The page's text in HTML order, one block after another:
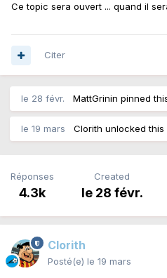
Ce topic sera ouvert ... quand il
Citer
le 28 févr. MattGrinin pinned
le 19 mars Clorith unlocked this
Réponses
4.3k
Created
le 28 févr.
Clorith
Posté(e) le 19 mars